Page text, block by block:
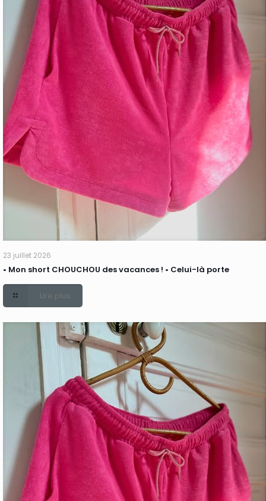
23 juillet 2026
• Mon short CHOUCHOU des vacances ! • Celui-là porte
Lire plus